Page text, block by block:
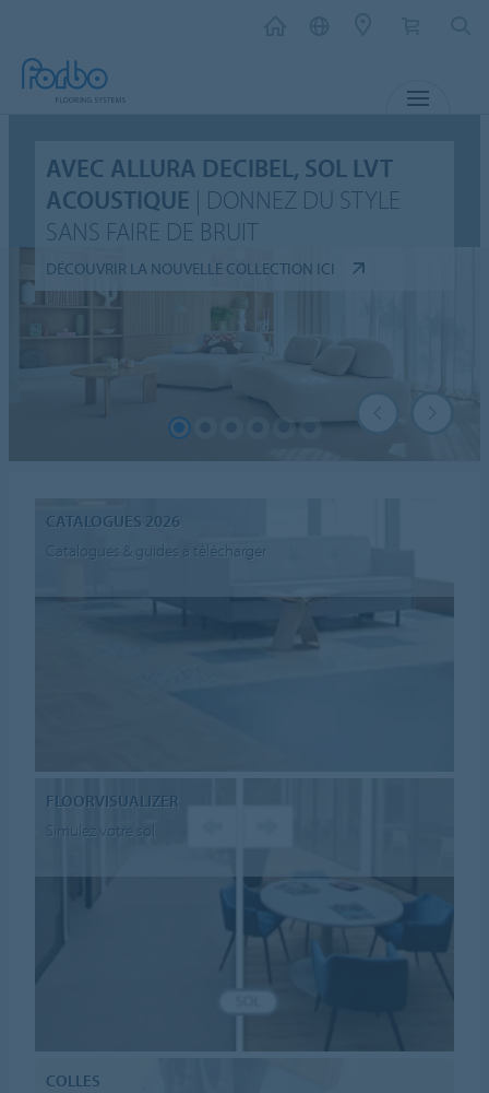
AVEC ALLURA DECIBEL, SOL LVT
ACOUSTIQUE | DONNEZ DU STYLE
SANS FAIRE DE BRUIT
DÉCOUVRIR LA NOUVELLE COLLECTION ICI
CATALOGUES 2026
Catalogues & guides à télécharger
FLOORVISUALIZER
Simulez votre sol
COLLES